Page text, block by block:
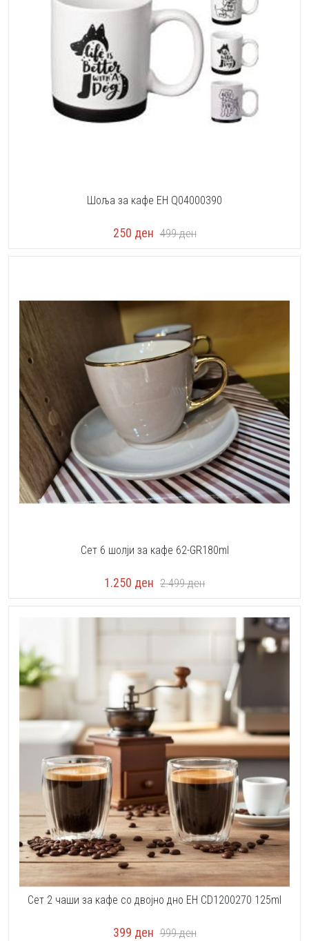
Шоља за кафе EH Q04000390
250 ден 499ден
Сет 6 шолји за кафе 62-GR180ml
1.250 ден 2.499ден
Сет 2 чаши за кафе со двојно дно EH CD1200270 125ml
399 ден 999ден